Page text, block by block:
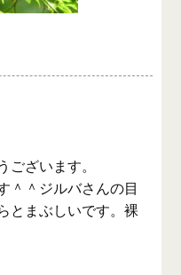
ざいます。
＾＾ジルバさんの目
とまぶしいです。裸